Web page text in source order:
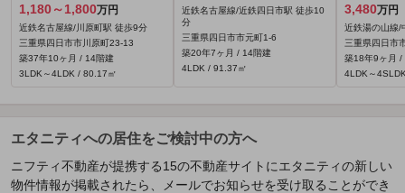
1,180～1,800万円
近鉄名古屋線/川原町駅 徒歩9分
三重県四日市市川原町23-13
築37年10ヶ月 / 14階建
3LDK～4LDK / 80.17㎡
近鉄名古屋線/近鉄四日市駅 徒歩10
分
三重県四日市市元町1-6
築20年7ヶ月 / 14階建
4LDK / 91.37㎡
3,480万円
近鉄湯の山線/
三重県四日市
築18年9ヶ月 /
4LDK～
エタニティへの居住をご検討中の方へ
ニフティ不動産が提携する15の不動産サイトにエタニティの新しい
物件情報が掲載されたら、メールでお知らせを受け取ることができ